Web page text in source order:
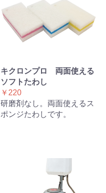
キクロンプロ 両面使える
ソフトたわし
￥220
研磨剤なし。両面使えるス
ポンジたわしです。